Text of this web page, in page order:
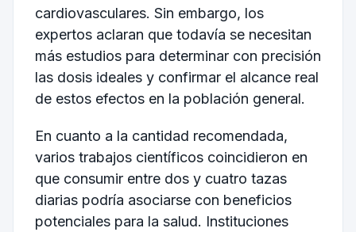
cardiovasculares. Sin embargo, los
expertos aclaran que todavía se necesitan
más estudios para determinar con precisión
las dosis ideales y confirmar el alcance real
de estos efectos en la población general.
En cuanto a la cantidad recomendada,
varios trabajos científicos coincidieron en
que consumir entre dos y cuatro tazas
diarias podría asociarse con beneficios
potenciales para la salud. Instituciones